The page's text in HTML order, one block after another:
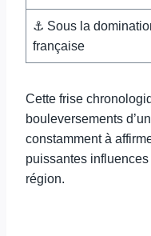
⚓ Sous la
française
Cette frise
bouleversements
constamment à
puissantes
région.